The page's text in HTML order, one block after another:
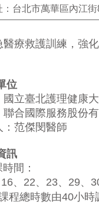
：台北市萬華區內江
醫療救護訓練，強
位
國立臺北護理健康
合國際服務股份有
：范傑閔醫師
訊
間：
16、 22、 23、 29、
程總時數由40小時